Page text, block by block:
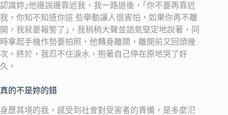
認識妳｣他邊說邊靠近我，我一路退後，｢你不要再靠近
我，你知不知道你這 些舉動讓人很害怕，如果你再不離
開，我就要報警了｣，我稍稍大聲並語氣堅定地說著，同
時拿起手機作勢要拍照，他轉身離開，離開前又回頭幾
次。終於，我忍不住淚水，抱著自己停在原地哭了好
久。
真的不是妳的錯
身歷其境的我，感受到社會對受害者的責備，是多麼氾